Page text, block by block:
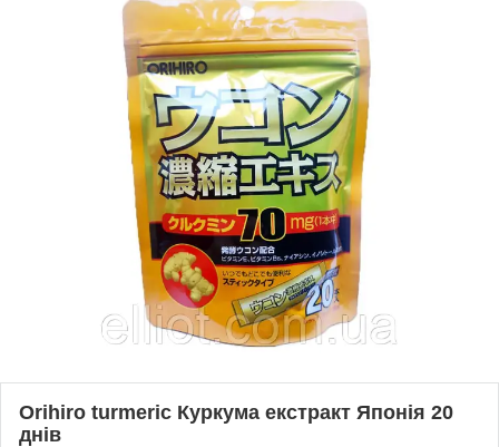
Orihiro turmeric Куркума екстракт Японія 20
днів